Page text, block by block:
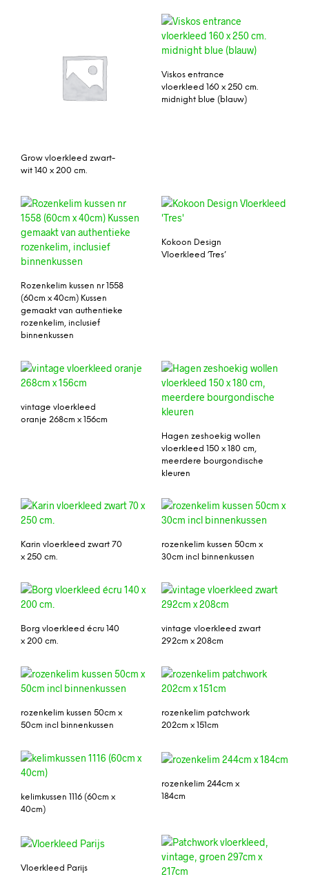
Grow vloerkleed zwart-
wit 140 x 200 cm.
Viskos entrance
vloerkleed 160 x 250 cm.
midnight blue (blauw)
Rozenkelim kussen nr 1558
(60cm x 40cm) Kussen
gemaakt van authentieke
rozenkelim, inclusief
binnenkussen
Kokoon Design
Vloerkleed ‘Tres’
vintage vloerkleed
oranje 268cm x 156cm
Hagen zeshoekig wollen
vloerkleed 150 x 180 cm,
meerdere bourgondische
kleuren
Karin vloerkleed zwart 70
x 250 cm.
rozenkelim kussen 50cm x
30cm incl binnenkussen
Borg vloerkleed écru 140
x 200 cm.
vintage vloerkleed zwart
292cm x 208cm
rozenkelim kussen 50cm x
50cm incl binnenkussen
rozenkelim patchwork
202cm x 151cm
kelimkussen 1116 (60cm x
40cm)
rozenkelim 244cm x
184cm
Vloerkleed Parijs